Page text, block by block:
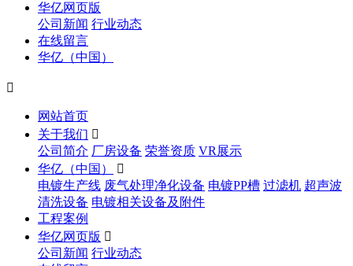
华亿网页版
公司新闻 行业动态
在线留言
华亿（中国）

网站首页
关于我们 
公司简介 厂房设备 荣誉资质 VR展示
华亿（中国）

电镀生产线 废气处理净化设备 电镀PP槽 过滤机 超声波
清洗设备 电镀相关设备及附件
工程案例
华亿网页版 
公司新闻 行业动态